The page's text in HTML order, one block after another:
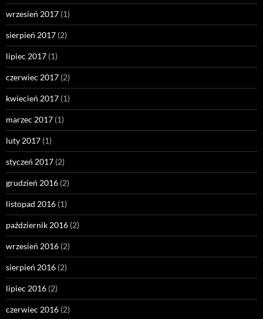
wrzesień 2017 (1)
sierpień 2017 (2)
lipiec 2017 (1)
czerwiec 2017 (2)
kwiecień 2017 (1)
marzec 2017 (1)
luty 2017 (1)
styczeń 2017 (2)
grudzień 2016 (2)
listopad 2016 (1)
październik 2016 (2)
wrzesień 2016 (2)
sierpień 2016 (2)
lipiec 2016 (2)
czerwiec 2016 (2)